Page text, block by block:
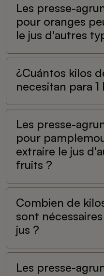
Les presse-
pour oranges
le jus d'autres
¿Cuántos kilos
necesitan para
Les presse-
pour
extraire le jus
fruits ?
Combien de
sont
jus ?
Les presse-